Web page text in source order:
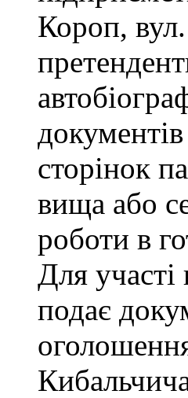
Короп,
сторінок
вища або
роботи в
Для участі
подає